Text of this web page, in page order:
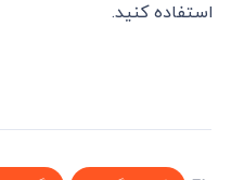
استفاده کنید.